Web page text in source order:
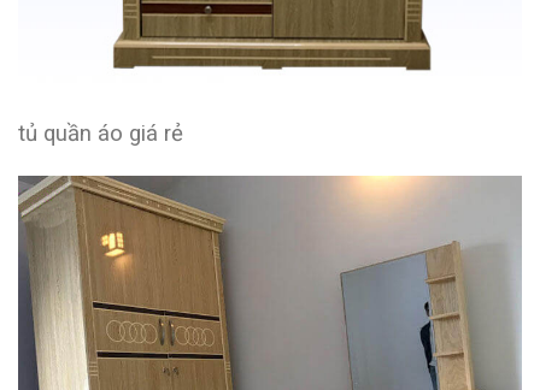
tủ quần áo giá rẻ